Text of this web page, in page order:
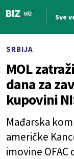
Sve
SRBIJA
MOL
dana za
kupovini
Mađarska
američke
imovine